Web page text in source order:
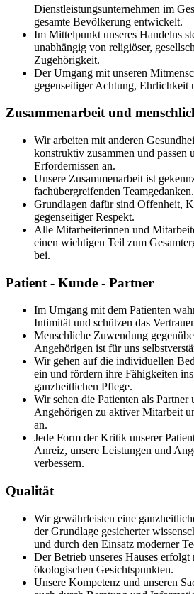
Dienstleistungsunternehmen im
gesamte Bevölkerung entwickelt.
Im Mittelpunkt unseres Handelns
unabhängig von religiöser,
Zugehörigkeit.
Der Umgang mit unseren
gegenseitiger Achtung, Ehrlichkeit
Zusammenarbeit und
Wir arbeiten mit anderen
konstruktiv zusammen und passen
Erfordernissen an.
Unsere Zusammenarbeit ist
fachübergreifenden Teamgedanken.
Grundlagen dafür sind Offenheit,
gegenseitiger Respekt.
Alle Mitarbeiterinnen und
einen wichtigen Teil zum
bei.
Patient - Kunde - Partner
Im Umgang mit dem Patienten
Intimität und schützen das
Menschliche Zuwendung
Angehörigen ist für uns
Wir gehen auf die individuellen
ein und fördern ihre Fähigkeiten
ganzheitlichen Pflege.
Wir sehen die Patienten als Partner
Angehörigen zu aktiver Mitarbeit
an.
Jede Form der Kritik unserer
Anreiz, unsere Leistungen und
verbessern.
Qualität
Wir gewährleisten eine
der Grundlage gesicherter
und durch den Einsatz moderner
Der Betrieb unseres Hauses
ökologischen Gesichtspunkten.
Unsere Kompetenz und unseren